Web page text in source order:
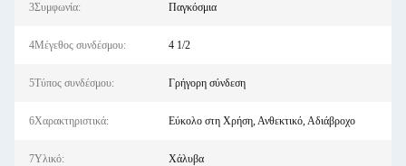
3Συμφωνία: Παγκόσμια
4Μέγεθος συνδέσμου: 4 1/2
5Τύπος συνδέσμου: Γρήγορη σύνδεση
6Χαρακτηριστικά: Εύκολο στη Χρήση, Ανθεκτικό, Αδιάβροχο
7Υλικό: Χάλυβα